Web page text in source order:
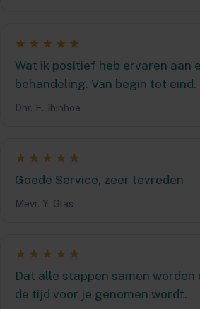
★★★★★
Wat ik positief heb ervaren aan
behandeling. Van begin tot
Dhr. E. Jhinhoe
★★★★★
Goede Service, zeer tevreden
Mevr. Y. Glas
★★★★★
Dat alle stappen samen worden
de tijd voor je genomen wordt.